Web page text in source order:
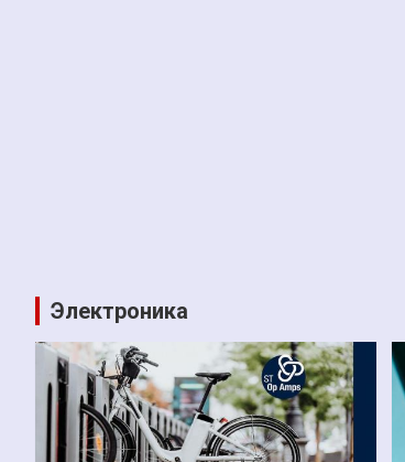
Электроника